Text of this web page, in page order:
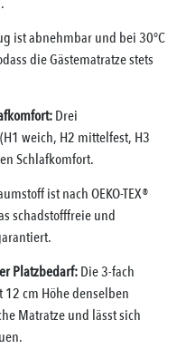
ist abnehmbar und bei 30°C
die Gästematratze stets
Drei
weich, H2 mittelfest, H3
Schlafkomfort.
ist nach OEKO-TEX®
schadstofffreie und
Platzbedarf:Die 3-fach
cm Höhe denselben
Matratze und lässt sich